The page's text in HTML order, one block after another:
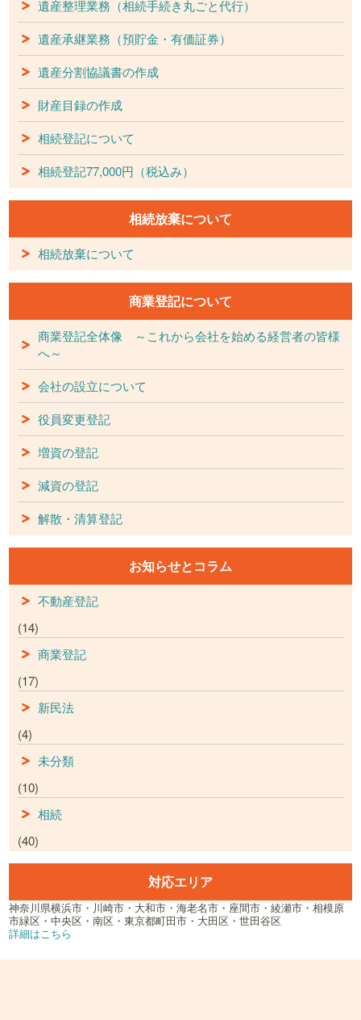
遺産整理業務（相続手続き丸ごと代行）
遺産承継業務（預貯金・有価証券）
遺産分割協議書の作成
財産目録の作成
相続登記について
相続登記77,000円（税込み）
相続放棄について
相続放棄について
商業登記について
商業登記全体像 ～これから会社を始める経営者の皆様
へ～
会社の設立について
役員変更登記
増資の登記
減資の登記
解散・清算登記
お知らせとコラム
不動産登記
(14)
商業登記
(17)
新民法
(4)
未分類
(10)
相続
(40)
対応エリア
神奈川県横浜市・川崎市・大和市・海老名市・座間市・綾瀬市・相模原
市緑区・中央区・南区・東京都町田市・大田区・世田谷区
詳細はこちら